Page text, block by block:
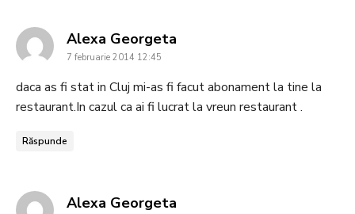
Alexa Georgeta
7 februarie 2014 12:45
daca as fi stat in Cluj mi-as fi facut abonament la tine la
restaurant.In cazul ca ai fi lucrat la vreun restaurant .
Răspunde
Alexa Georgeta